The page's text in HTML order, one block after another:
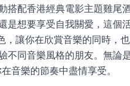
搭配香港經典電影主題雞尾
想要享受自我關愛，這個
讓你在欣賞音樂的同時，
同音樂風格的朋友。無論
音樂的節奏中盡情享受。